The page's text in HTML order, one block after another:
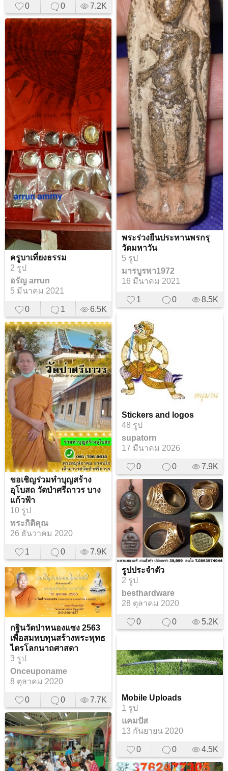
0 0 7.2K
พระร่วงยืนประทานพรกรุ
วัดมหาวัน
5 รูป
มารบูรพา1972
16 มีนาคม 2021
1 0 8.5K
ครูบาเที่ยงธรรม
2 รูป
อรัญ arrun
5 มีนาคม 2021
0 1 6.5K
Stickers and logos
48 รูป
supatorn
17 มีนาคม 2026
0 0
7.9K
ขอเชิญร่วมทำบุญสร้าง
อุโบสถ วัดป่าศรีถาวร บาง
เเก้วฟ้า
10 รูป
พระกิติคุณ
26 ธันวาคม 2020
1 0 7.9K
รูปประจำตัว
2 รูป
besthardware
28 ตุลาคม 2020
0 0 5.2K
กฐินวัดป่าหนองแซง 2563
เพื่อสมทบทุนสร้างพระพุทธ
ไตรโลกนาถศาสดา
3 รูป
Onceuponame
8 ตุลาคม 2020
0 0 7.7K
Mobile Uploads
1 รูป
แคมปัส
13 กันยายน 2020
0 0 4.5K